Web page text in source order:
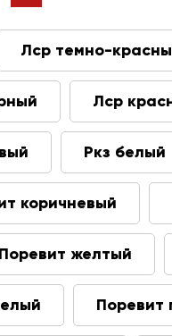
Лср темно-
Лср
Ркз белый
коричневый
Поревит желтый
Поревит